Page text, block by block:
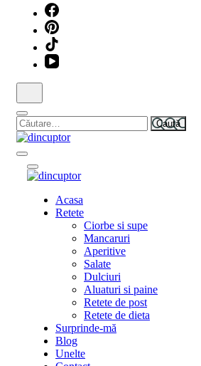
Dincuptor.ro
Rețete simple, gusturi memorabile!
Caută
după:
Dincuptor.ro
Dincuptor.ro
Rețete simple, gusturi memorabile!
Acasa
Retete
Ciorbe si supe
Mancaruri
Aperitive
Salate
Dulciuri
Aluaturi si paine
Retete de post
Retete de dieta
Surprinde-mă
Blog
Unelte